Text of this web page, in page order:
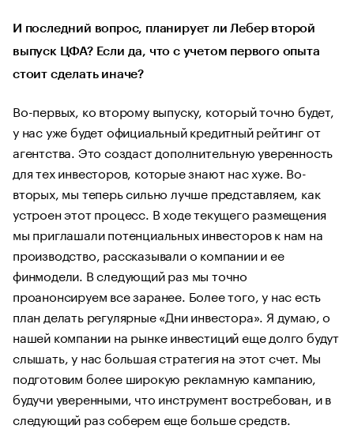
И последний вопрос, планирует ли Лебер второй
выпуск ЦФА? Если да, что с учетом первого опыта
стоит сделать иначе?
Во-первых, ко второму выпуску, который точно будет,
у нас уже будет официальный кредитный рейтинг от
агентства. Это создаст дополнительную уверенность
для тех инвесторов, которые знают нас хуже. Во-
вторых, мы теперь сильно лучше представляем, как
устроен этот процесс. В ходе текущего размещения
мы приглашали потенциальных инвесторов к нам на
производство, рассказывали о компании и ее
финмодели. В следующий раз мы точно
проанонсируем все заранее. Более того, у нас есть
план делать регулярные «Дни инвестора». Я думаю, о
нашей компании на рынке инвестиций еще долго будут
слышать, у нас большая стратегия на этот счет. Мы
подготовим более широкую рекламную кампанию,
будучи уверенными, что инструмент востребован, и в
следующий раз соберем еще больше средств.